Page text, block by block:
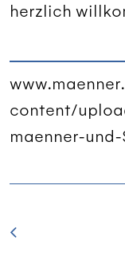
herzlich
content/
maenner-